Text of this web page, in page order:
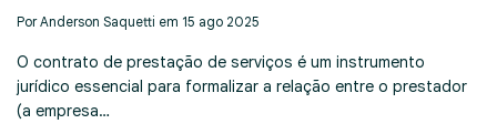
Por Anderson Saquetti em 15 ago 2025
O contrato de prestação de serviços é um instrumento
jurídico essencial para formalizar a relação entre o prestador
(a empresa…